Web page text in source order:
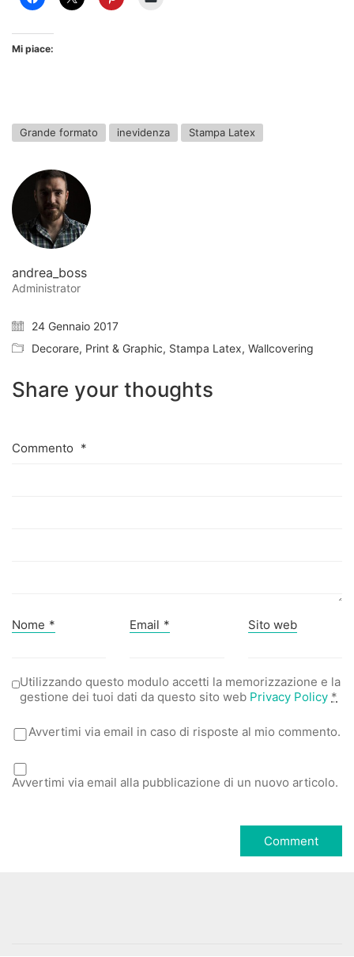
Mi piace:
Grande formato inevidenza Stampa Latex
andrea_boss
Administrator
24 Gennaio 2017
Decorare, Print & Graphic, Stampa Latex, Wallcovering
Share your thoughts
Commento *
Nome * Email * Sito web
Utilizzando questo modulo accetti la memorizzazione e la
gestione dei tuoi dati da questo sito web Privacy Policy *
Avvertimi via email in caso di risposte al mio commento.
Avvertimi via email alla pubblicazione di un nuovo articolo.